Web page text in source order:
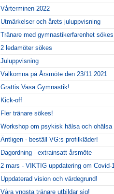
Vårterminen 2022
Utmärkelser och årets juluppvisning
Tränare med gymnastikerfarenhet sökes
2 ledamöter sökes
Juluppvisning
Välkomna på Årsmöte den 23/11 2021
Grattis Vasa Gymnastik!
Kick-off
Fler tränare sökes!
Workshop om psykisk hälsa och ohälsa
Äntligen - beställ VG:s profilkläder!
Dagordning - extrainsatt årsmöte
2 mars - VIKTIG uppdatering om
Uppdaterad vision och värdegrund!
Våra yngsta tränare utbildar sig!